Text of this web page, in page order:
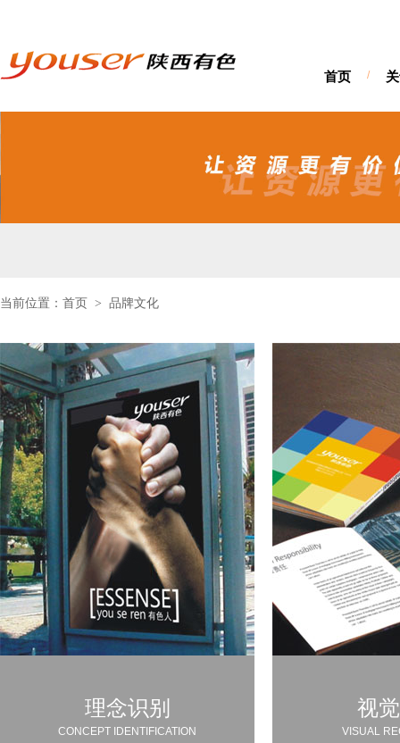
首页 /
当前位置：首页 > 品牌文化
理念识别
CONCEPT IDENTIFICATION
视
VISUAL